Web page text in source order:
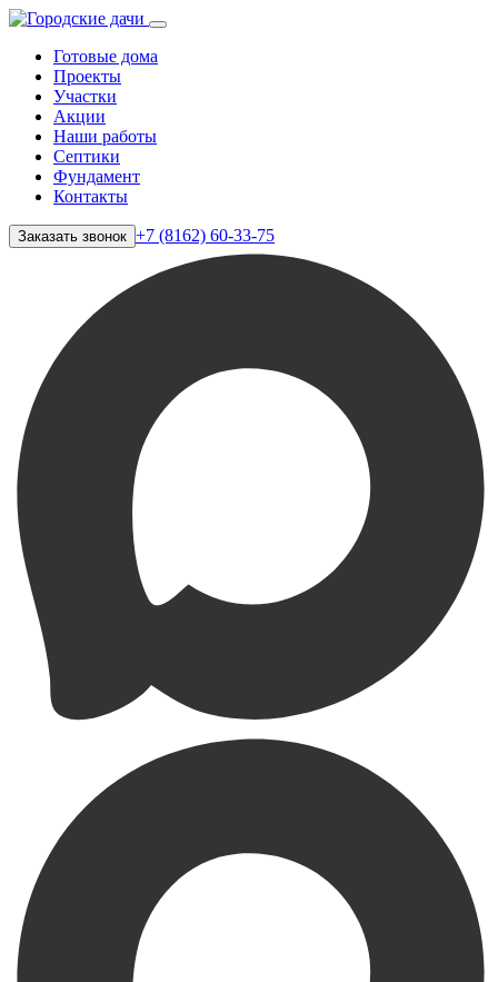
Готовые дома
Проекты
Участки
Акции
Наши работы
Септики
Фундамент
Контакты
Заказать звонок +7 (8162) 60-33-75